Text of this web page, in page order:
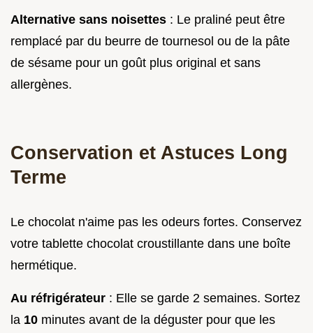
Alternative sans noisettes : Le praliné peut être
remplacé par du beurre de tournesol ou de la pâte
de sésame pour un goût plus original et sans
allergènes.
Conservation et Astuces Long
Terme
Le chocolat n'aime pas les odeurs fortes. Conservez
votre tablette chocolat croustillante dans une boîte
hermétique.
Au réfrigérateur : Elle se garde 2 semaines. Sortez
la 10 minutes avant de la déguster pour que les